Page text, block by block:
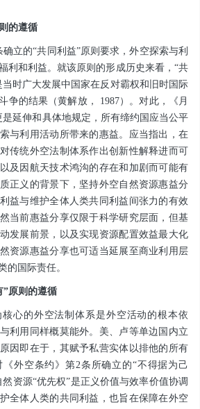
的遵循
确立的“共同利益”原则要求，外空探索与利
利和利益。就该原则的形成历史来看，“共
当时广大发展中国家在反对霸权和旧时国际
争的结果（黄解放， 1987）。对此，《月
是延伸和具体地规定，所有缔约国应当公平
与利用活动所带来的惠益。应当指出，在
传统外空法制体系作出创新性解释进而可
及因航天技术鸿沟的存在和加剧而可能有
正义的背景下，坚持外空自然资源惠益分
益与维护全体人类共同利益间张力的有效
当前惠益分享仅限于科学研究层面，但基
发展前景，以及实现资源配置效益最大化
资源惠益分享也可适当延展至商业利用层
的国际责任。
”原则的遵循
心的外空法制体系是外空活动的根本依
利用同样概莫能外。美、卢等单边国内立
因即在于，其赋予私营实体以排他的所有
外空条约》第2条所确立的“不得据为己
资源“优先权”是正义价值与效率价值协调
全体人类的共同利益，也旨在保障在外空